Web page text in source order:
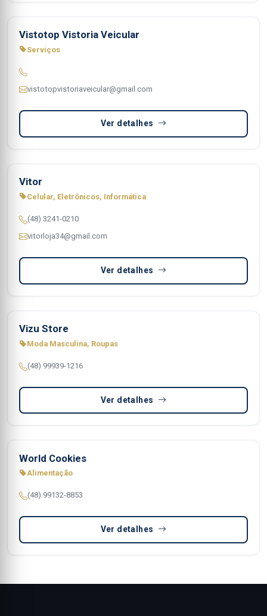
Vistotop Vistoria Veicular
Serviços
vistotopvistoriaveicular@gmail.com
Ver detalhes
Vitor
Celular, Eletrônicos, Informática
(48) 3241-0210
vitorloja34@gmail.com
Ver detalhes
Vizu Store
Moda Masculina, Roupas
(48) 99939-1216
Ver detalhes
World Cookies
Alimentação
(48) 99132-8853
Ver detalhes